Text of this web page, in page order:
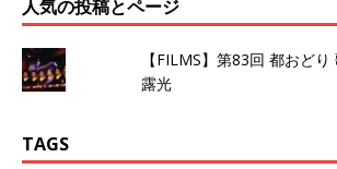
人気の投稿とページ
【FILMS】第83回 都おど
露光
TAGS